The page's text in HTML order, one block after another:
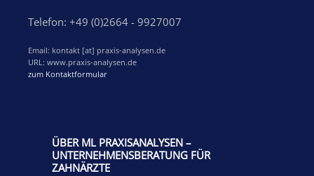
Telefon: +49 (0)2664 - 9927007
Email: kontakt [at] praxis-analysen.de
URL: www.praxis-analysen.de
zum Kontaktformular
ÜBER ML PRAXISANALYSEN –
UNTERNEHMENSBERATUNG FÜR
ZAHNÄRZTE